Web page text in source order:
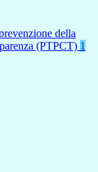
della
(PTPCT) 1